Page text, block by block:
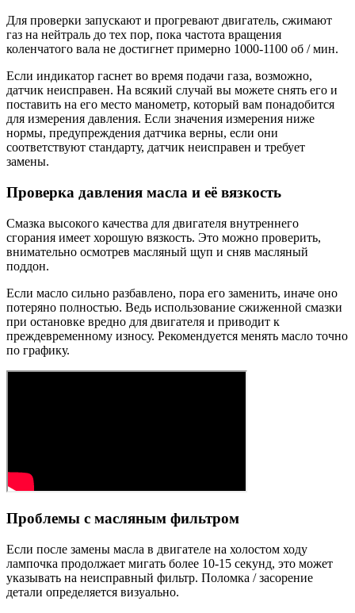
Для проверки запускают и прогревают двигатель, сжимают
газ на нейтраль до тех пор, пока частота вращения
коленчатого вала не достигнет примерно 1000-1100 об / мин.
Если индикатор гаснет во время подачи газа, возможно,
датчик неисправен. На всякий случай вы можете снять его и
поставить на его место манометр, который вам понадобится
для измерения давления. Если значения измерения ниже
нормы, предупреждения датчика верны, если они
соответствуют стандарту, датчик неисправен и требует
замены.
Проверка давления масла и её вязкость
Смазка высокого качества для двигателя внутреннего
сгорания имеет хорошую вязкость. Это можно проверить,
внимательно осмотрев масляный щуп и сняв масляный
поддон.
Если масло сильно разбавлено, пора его заменить, иначе оно
потеряно полностью. Ведь использование сжиженной смазки
при остановке вредно для двигателя и приводит к
преждевременному износу. Рекомендуется менять масло точно
по графику.
Проблемы с масляным фильтром
Если после замены масла в двигателе на холостом ходу
лампочка продолжает мигать более 10-15 секунд, это может
указывать на неисправный фильтр. Поломка / засорение
детали определяется визуально.